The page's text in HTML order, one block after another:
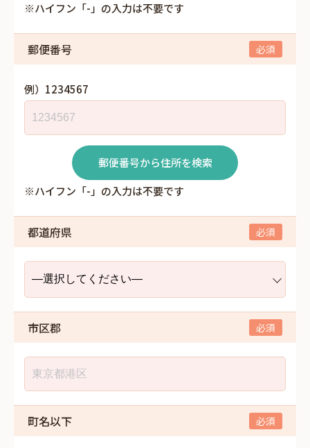
※ハイフン「-」の入力は不要です
郵便番号
例）1234567
郵便番号から住所を検索
※ハイフン「-」の入力は不要です
都道府県
市区郡
町名以下